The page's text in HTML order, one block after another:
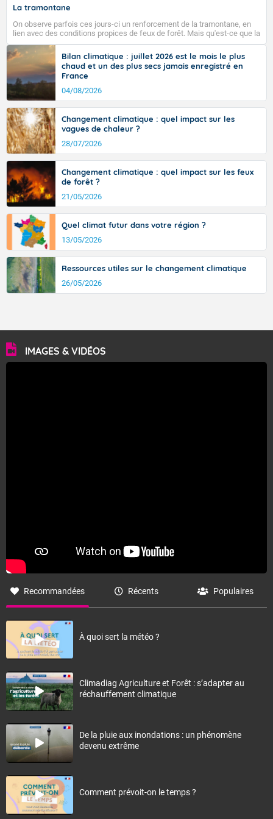
pays, hors côtes de Manche, avec 35 à 38°C dans le
sud-ouest et le sud-est et même localement 38 ou 39
sur Midi-Pyrénées, et 39 à 40 dans le Gard.
La tramontane
On observe parfois ces jours-ci un renforcement de la tramontane, en
lien avec des conditions propices de feux de forêt. Mais qu'est-ce que la
tramontane ? Quelles sont ses caractéristiques ? La tramontane est un
vent turbulent soufflant de secteur nord-ouest à nord, ou ouest à nord-
ouest, dans un secteur qui part du Roussillon à la vallée de l’Aude et à
l’ouest de l’Hérault. L’étymologie de ce vent vient du latin trasmontanus,
signifiant au-delà des monts, en allusion aux régions montagneuses
d’où provient ce vent.
Bilan climatique : juillet 2026 est le mois le plus
chaud et un des plus secs jamais enregistré en
France
04/08/2026
Changement climatique : quel impact sur les
vagues de chaleur ?
28/07/2026
Changement climatique : quel impact sur les feux
de forêt ?
21/05/2026
Quel climat futur dans votre région ?
13/05/2026
Ressources utiles sur le changement climatique
26/05/2026
IMAGES & VIDÉOS
Recommandées Récents Populaires
À quoi sert la météo ?
Climadiag Agriculture et Forêt : s’adapter au
réchauffement climatique
De la pluie aux inondations : un phénomène
devenu extrême
Comment prévoit-on le temps ?